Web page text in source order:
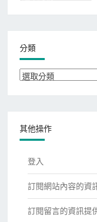
分類
分
其他操作
登入
訂閱網站內容的資
訂閱留言的資訊提